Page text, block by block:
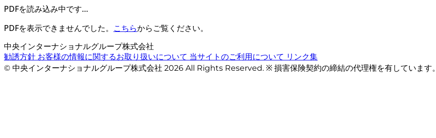
PDFを読み込み中です…
PDFを表示できませんでした。 こちらからご覧ください。
中央インターナショナルグループ株式会社
勧誘方針 お客様の情報に関するお取り扱いについて 当サイトのご利用について リンク集
© 中央インターナショナルグループ株式会社 2026 All Rights Reserved. ※ 損害保険契約の締結の代理権を有しています。